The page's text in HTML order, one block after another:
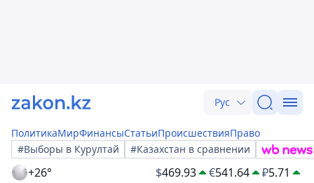
Рус
ПолитикаМирФинансыСтатьиПроисшествияПраво
#Выборы в Курултай
#Казахстан в сравнении
+26° $469.93 €541.64 ₽5.71